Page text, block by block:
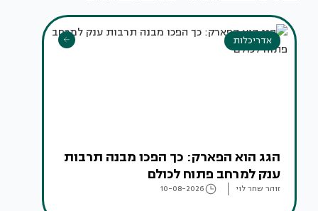
אדריכלות
הגג הוא הפארק: כך הפכו מבנה תרבות
ענק למרחב פתוח לכולם
זוהר שחר לוי 10-08-2026